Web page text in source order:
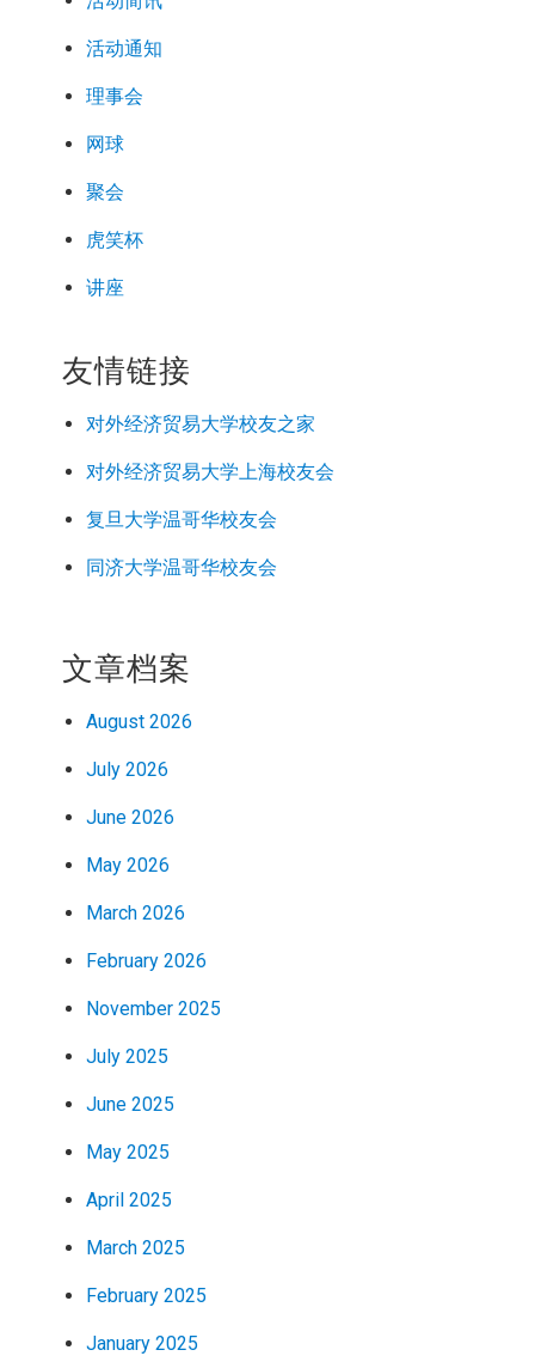
活动通知
理事会
网球
聚会
虎笑杯
讲座
友情链接
对外经济贸易大学校友之家
对外经济贸易大学上海校友会
复旦大学温哥华校友会
同济大学温哥华校友会
文章档案
August 2026
July 2026
June 2026
May 2026
March 2026
February 2026
November 2025
July 2025
June 2025
May 2025
April 2025
March 2025
February 2025
January 2025